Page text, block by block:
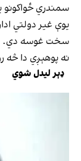
سمندري ځواکونو
یوې غیر دولتي
سخت غوسه دي.
نه پوهېږي دا څه
ډېر لیدل شوي